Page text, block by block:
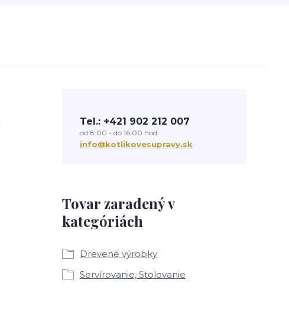
Tovar zaradený v
kategóriách
Drevené výrobky
Servírovanie, Stolovanie
Tel.: +421 902 212 007
od 8:00 - do 16:00 hod
info@kotlikovesupravy.sk